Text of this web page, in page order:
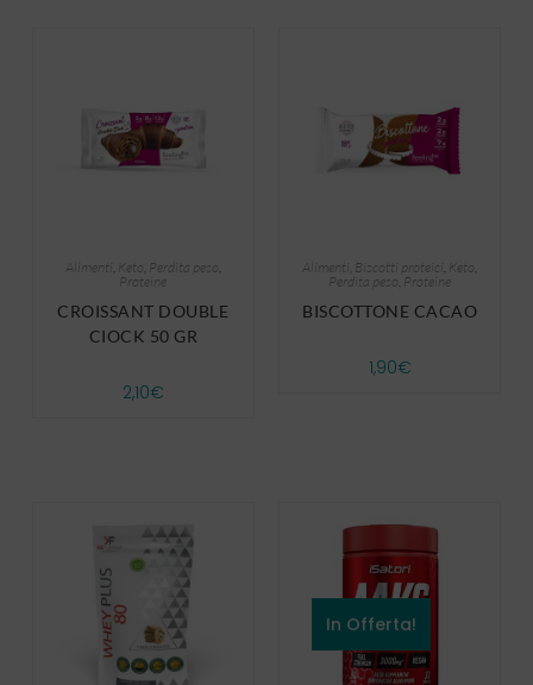
Alimenti Keto Perdita peso
Proteine
CROISSANT DOUBLE
CIOCK 50 GR
2,10€
Alimenti Biscotti proteici Keto
Perdita peso Proteine
BISCOTTONE CACAO
1,90€
In Offerta!